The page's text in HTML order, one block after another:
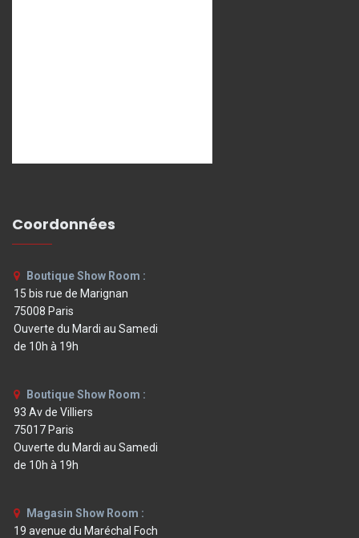
Coordonnées
Boutique Show Room :
15 bis rue de Marignan
75008 Paris
Ouverte du Mardi au Samedi
de 10h à 19h
Boutique Show Room :
93 Av de Villiers
75017 Paris
Ouverte du Mardi au Samedi
de 10h à 19h
Magasin Show Room :
19 avenue du Maréchal Foch